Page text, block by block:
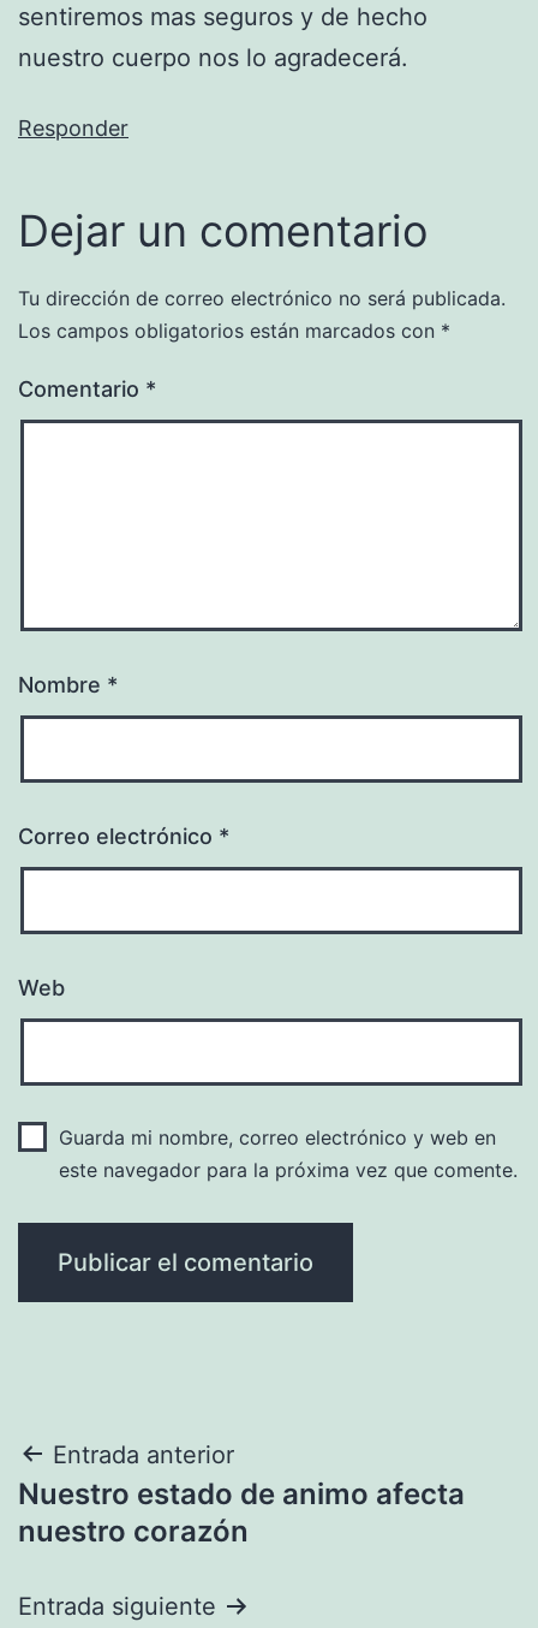
sentiremos mas seguros y de hecho
nuestro cuerpo nos lo agradecerá.
Responder
Dejar un comentario
Tu dirección de correo electrónico no será publicada.
Los campos obligatorios están marcados con *
Comentario *
Nombre *
Correo electrónico *
Web
Guarda mi nombre, correo electrónico y web en
este navegador para la próxima vez que comente.
Navegación
de
Entrada anterior
Nuestro estado de animo afecta
nuestro corazón
Entrada siguiente